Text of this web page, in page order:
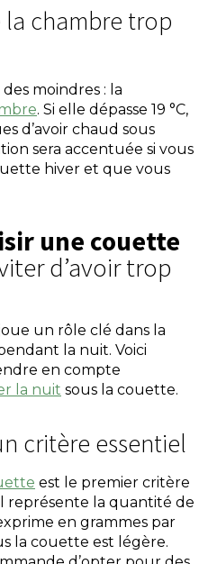
chambre trop
moindres : la
. Si elle dépasse 19 °C,
d’avoir chaud sous
sera accentuée si vous
hiver et que vous
une couette
d’avoir trop
un rôle clé dans la
la nuit. Voici
en compte
la nuit sous la couette.
critère essentiel
est le premier critère
représente la quantité de
en grammes par
la couette est légère.